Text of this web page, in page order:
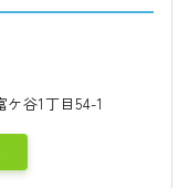
谷1丁目54-1